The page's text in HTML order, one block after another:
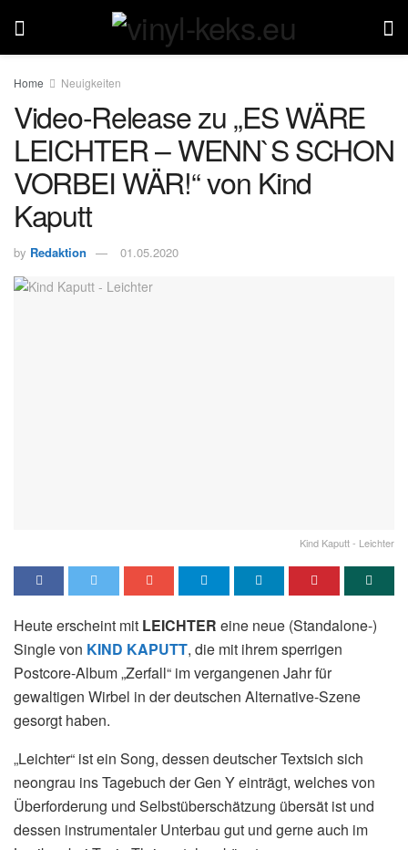
Home Neuigkeiten
Video-Release zu „ES WÄRE
LEICHTER – WENN`S SCHON
VORBEI WÄR!“ von Kind
Kaputt
by Redaktion 01.05.2020
Kind Kaputt - Leichter
Heute erscheint mit LEICHTER eine neue (Standalone-)
Single von KIND KAPUTT, die mit ihrem sperrigen
Postcore-Album „Zerfall“ im vergangenen Jahr für
gewaltigen Wirbel in der deutschen Alternative-Szene
gesorgt haben.
„Leichter“ ist ein Song, dessen deutscher Textsich sich
neongrau ins Tagebuch der Gen Y einträgt, welches von
Überforderung und Selbstüberschätzung übersät ist und
dessen instrumentaler Unterbau gut und gerne auch im